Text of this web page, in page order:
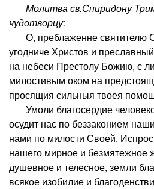
Молитва св.Спиридону
чудотворцу:
О, преблаженне святителю
угодниче Христов и
на небеси Престолу Божию, с
милостивым оком на
просящия сильныя твоея
Умоли благосердие
осудит нас по беззаконием
нами по милости Своей.
нашего мирное и безмятежное
душевное и телесное, земли
всякое изобилие и